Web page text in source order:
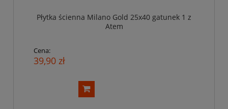
Płytka ścienna Milano Gold 25x40 gatunek 1 z
Atem
Cena:
39,90 zł